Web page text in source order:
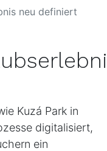
neu definiert
Kuzá Park in
digitalisiert,
ein